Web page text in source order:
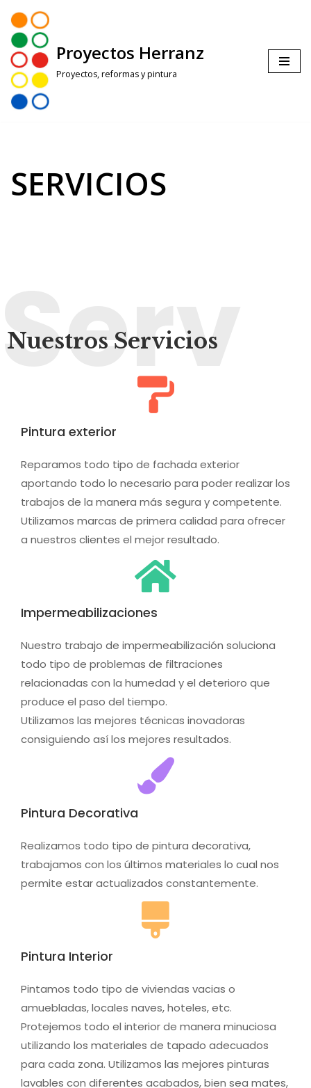
Saltar
al
contenido
Proyectos Herranz
Proyectos, reformas y pintura
SERVICIOS
Serv
Nuestros Servicios
Pintura exterior
Reparamos todo tipo de fachada exterior
aportando todo lo necesario para poder realizar los
trabajos de la manera más segura y competente.
Utilizamos marcas de primera calidad para ofrecer
a nuestros clientes el mejor resultado.
Impermeabilizaciones
Nuestro trabajo de impermeabilización soluciona
todo tipo de problemas de filtraciones
relacionadas con la humedad y el deterioro que
produce el paso del tiempo.
Utilizamos las mejores técnicas inovadoras
consiguiendo así los mejores resultados.
Pintura Decorativa
Realizamos todo tipo de pintura decorativa,
trabajamos con los últimos materiales lo cual nos
permite estar actualizados constantemente.
Pintura Interior
Pintamos todo tipo de viviendas vacias o
amuebladas, locales naves, hoteles, etc.
Protejemos todo el interior de manera minuciosa
utilizando los materiales de tapado adecuados
para cada zona. Utilizamos las mejores pinturas
lavables con diferentes acabados, bien sea mates,